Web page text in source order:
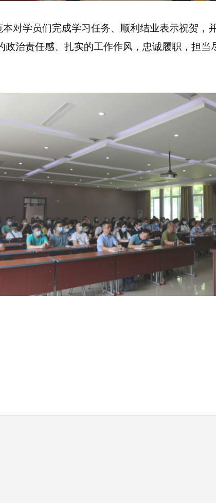
对学员们完成学习任务、顺利结业表示祝贺，
治责任感、扎实的工作作风，忠诚履职，担